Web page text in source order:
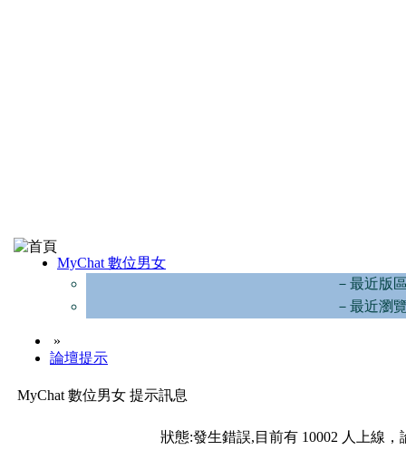
MyChat 數位男女
－最近版
－最近瀏
»
論壇提示
MyChat 數位男女 提示訊息
狀態:發生錯誤,目前有 10002 人上線